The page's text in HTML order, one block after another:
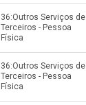
36:Outros Serviços de
Terceiros - Pessoa
Física
36:Outros Serviços de
Terceiros - Pessoa
Física